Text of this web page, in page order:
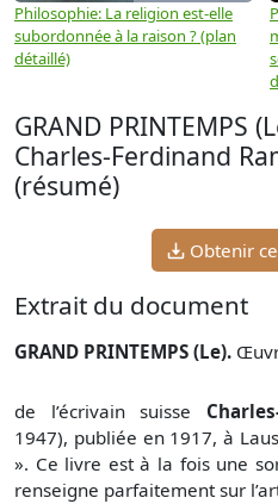
Philosophie: La religion est-elle
subordonnée à la raison ? (plan
détaillé)
GRAND PRINTEMPS
Charles-Ferdinand
(résumé)
Obtenir
Extrait du document
GRAND PRINTEMPS (Le).
de l’écrivain suisse
1947), publiée en 1917, à
». Ce livre est à la fois une
renseigne parfaitement sur